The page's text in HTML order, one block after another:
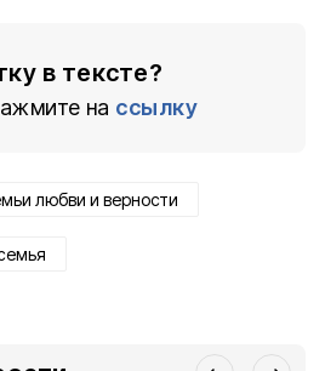
в тексте?
на ссылку
любви и верности